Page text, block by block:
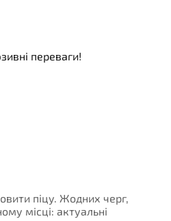
переваги!
піцу. Жодних черг,
місці: актуальні